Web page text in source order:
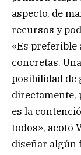
aspecto, de
recursos y
«Es preferible
concretas.
posibilidad de
directamente,
es la
todos», acotó
diseñar algún